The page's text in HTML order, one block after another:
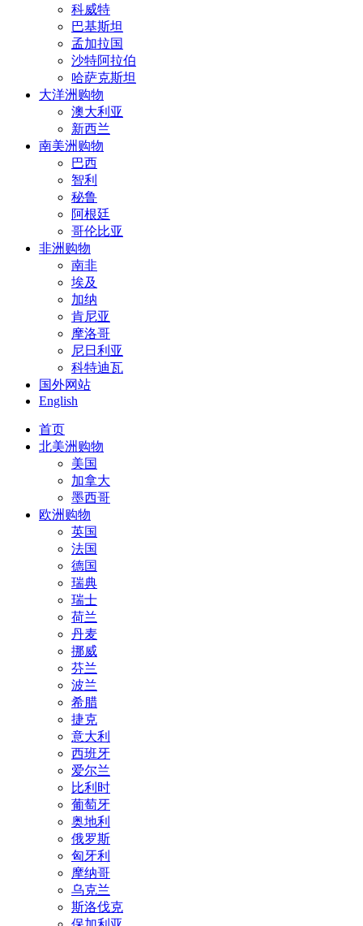
科威特
巴基斯坦
孟加拉国
沙特阿拉伯
哈萨克斯坦
大洋洲购物
澳大利亚
新西兰
南美洲购物
巴西
智利
秘鲁
阿根廷
哥伦比亚
非洲购物
南非
埃及
加纳
肯尼亚
摩洛哥
尼日利亚
科特迪瓦
国外网站
English
首页
北美洲购物
美国
加拿大
墨西哥
欧洲购物
英国
法国
德国
瑞典
瑞士
荷兰
丹麦
挪威
芬兰
波兰
希腊
捷克
意大利
西班牙
爱尔兰
比利时
葡萄牙
奥地利
俄罗斯
匈牙利
摩纳哥
乌克兰
斯洛伐克